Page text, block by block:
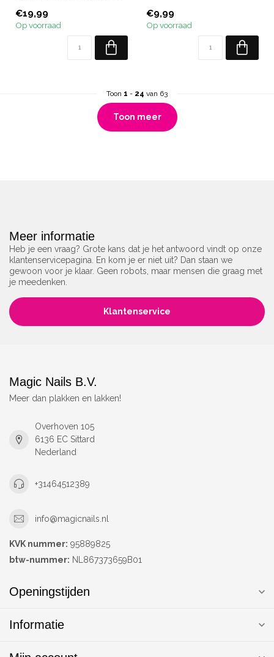
ee...
€19,99
Op voorraad
€9,99
Op voorraad
Toon 1 - 24 van 63
Toon meer
Meer informatie
Heb je een vraag? Grote kans dat je het antwoord vindt op onze
klantenservicepagina. En kom je er niet uit? Dan staan we
gewoon voor je klaar. Geen robots, maar mensen die graag met
je meedenken.
Klantenservice
Magic Nails B.V.
Meer dan plakken en lakken!
Overhoven 105
6136 EC Sittard
Nederland
+31464512389
info@magicnails.nl
KVK nummer: 95889825
btw-nummer: NL867373659B01
Openingstijden
Informatie